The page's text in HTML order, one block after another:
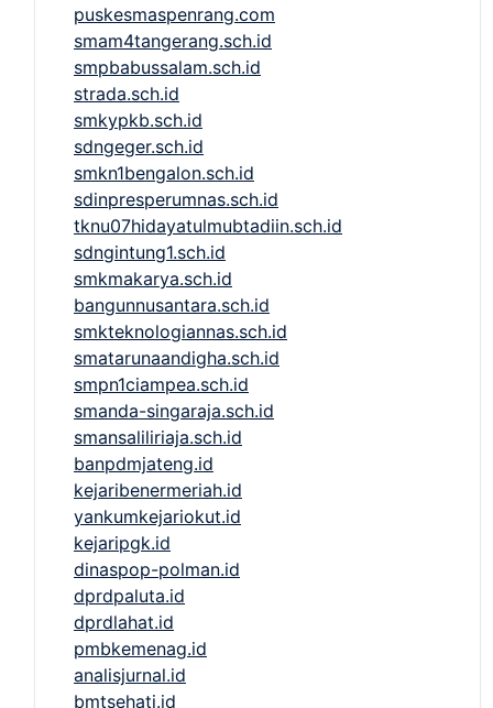
puskesmaspenrang.com
smam4tangerang.sch.id
smpbabussalam.sch.id
strada.sch.id
smkypkb.sch.id
sdngeger.sch.id
smkn1bengalon.sch.id
sdinpresperumnas.sch.id
tknu07hidayatulmubtadiin.sch.id
sdngintung1.sch.id
smkmakarya.sch.id
bangunnusantara.sch.id
smkteknologiannas.sch.id
smatarunaandigha.sch.id
smpn1ciampea.sch.id
smanda-singaraja.sch.id
smansaliliriaja.sch.id
banpdmjateng.id
kejaribenermeriah.id
yankumkejariokut.id
kejaripgk.id
dinaspop-polman.id
dprdpaluta.id
dprdlahat.id
pmbkemenag.id
analisjurnal.id
bmtsehati.id